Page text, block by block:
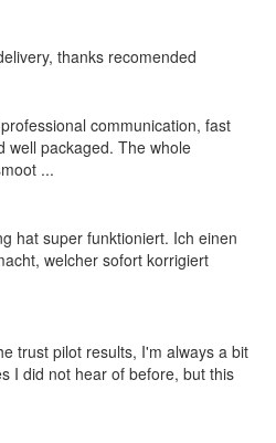
thanks recomended
communication, fast
well packaged. The whole
...
hat super funktioniert. Ich einen
welcher sofort korrigiert
trust pilot results, I'm always a bit
I did not hear of before, but this